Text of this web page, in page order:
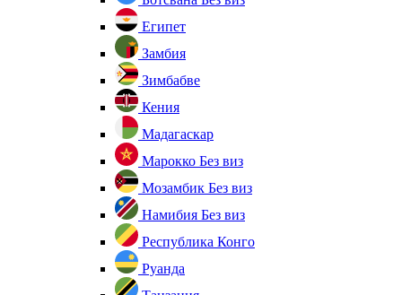
Египет
Замбия
Зимбабве
Кения
Мадагаскар
Марокко Без виз
Мозамбик Без виз
Намибия Без виз
Республика Конго
Руанда